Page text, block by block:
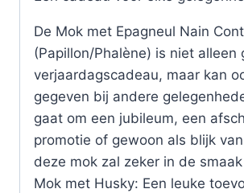
De Mok met Epagneul Nain
(Papillon/Phalène) is niet alleen
verjaardagscadeau, maar kan
gegeven bij andere
gaat om een jubileum, een
promotie of gewoon als blijk
deze mok zal zeker in de
Mok met Husky: Een leuke